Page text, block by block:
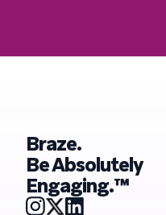
Braze.
Be Absolutely
Engaging.™